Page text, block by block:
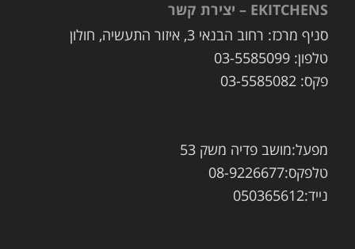
EKITCHENS – יצירת קשר
סניף מרכז: רחוב הבנאי 3, איזור התעשיה, חולון
טלפון: 03-5585099
פקס: 03-5585082
מפעל:מושב פדיה משק 53
טלפקס:08-9226677
נייד:050365612